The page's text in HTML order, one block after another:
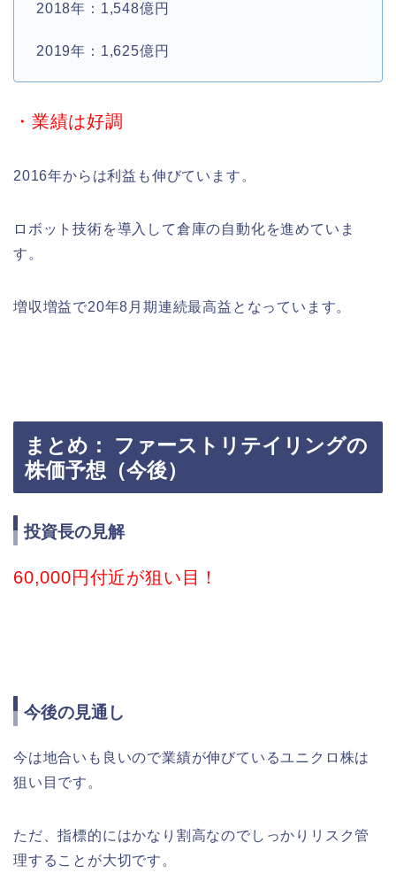
2018年：1,548億円
2019年：1,625億円
・業績は好調
2016年からは利益も伸びています。
ロボット技術を導入して倉庫の自動化を進めていま
す。
増収増益で20年8月期連続最高益となっています。
まとめ： ファーストリテイリングの
株価予想（今後）
投資長の見解
60,000円付近が狙い目！
今後の見通し
今は地合いも良いので業績が伸びているユニクロ株は
狙い目です。
ただ、指標的にはかなり割高なのでしっかりリスク管
理することが大切です。